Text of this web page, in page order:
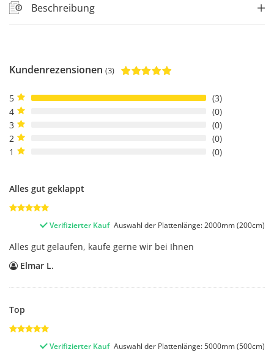
Beschreibung
Kundenrezensionen (3)
5
3
4
0
3
0
2
0
1
0
Alles gut geklappt
Verifizierter Kauf Auswahl der Plattenlänge: 2000mm (200cm)
Alles gut gelaufen, kaufe gerne wir bei Ihnen
Elmar L.
Top
Verifizierter Kauf Auswahl der Plattenlänge: 5000mm (500cm)